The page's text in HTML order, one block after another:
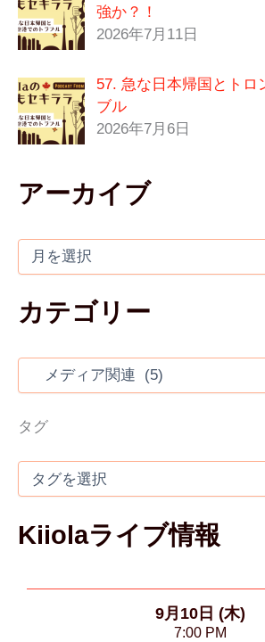
強か？！
2026年7月11日
57. 急な日本帰国とトロ
ブル
2026年7月6日
アーカイブ
カテゴリー
タグ
Kiiolaライブ情報
9月10日 (木)
7:00 PM